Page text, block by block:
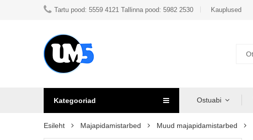
Tartu pood: 5559 4121 Tallinna pood: 5982 2530 Kauplused
Kategooriad Ostuabi
Esileht Majapidamistarbed Muud majapidamistarbed